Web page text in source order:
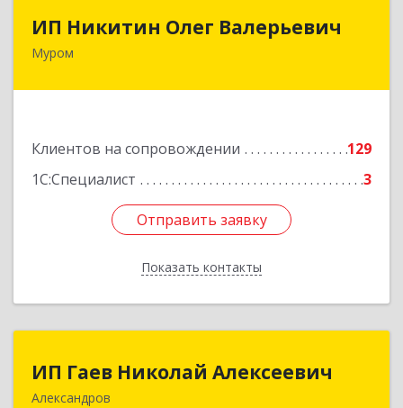
ИП Никитин Олег Валерьевич
Муром
Клиентов на сопровождении
129
1С:Специалист
3
Отправить заявку
Показать контакты
Отправить заявку
Назад
ИП Гаев Николай Алексеевич
Александров
ИП Гаев Николай Алексеевич
601650, Владимирская обл, Александровский р-